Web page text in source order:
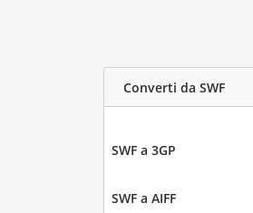
Converti da SWF
SWF a 3GP
SWF a AIFF